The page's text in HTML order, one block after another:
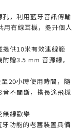
，利用藍牙音訊傳輸
有線耳機，提升個人
供10米有效連線範
贈3.5 mm 音源線，
20小時使用時間，隨
不間斷，搭長途飛機
無線歡樂
功能的老舊裝置具備